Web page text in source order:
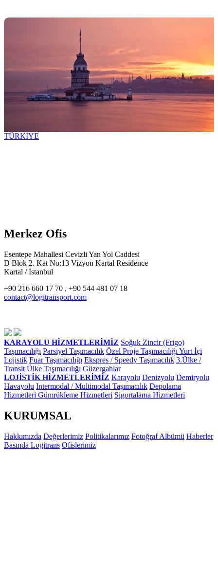
TÜRKİYE
Merkez Ofis
Esentepe Mahallesi Cevizli Yan Yol Caddesi
D Blok 2. Kat No:13 Vizyon Kartal Residence
Kartal / İstanbul
+90 216 660 17 70 , +90 544 481 07 18
contact@logitransport.com
KARAYOLU HİZMETLERİMİZ Soğuk Zincir (Frigo)
Taşımacılığı Parsiyel Taşımacılık Özel Proje Taşımacılığı Yurt İçi
Lojistik Fuar Taşımacılığı Ekspres / Speedy Taşımacılık 3.Ülke /
Transit Ülke Taşımacılığı Güzergahlar
LOJİSTİK HİZMETLERİMİZ Karayolu Denizyolu Demiryolu
Havayolu Intermodal / Multimodal Taşımacılık Depolama
Hizmetleri Gümrükleme Hizmetleri Sigortalama Hizmetleri
KURUMSAL
Hakkımızda Değerlerimiz Politikalarımız Fotoğraf Albümü Haberler
Basında Logitrans Ofislerimiz